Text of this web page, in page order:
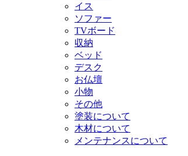
イス
ソファー
TVボード
収納
ベッド
デスク
お仏壇
小物
その他
塗装について
木材について
メンテナンスについて